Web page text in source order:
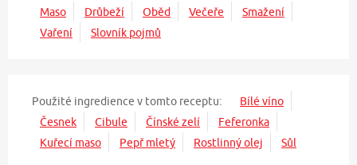
Maso Drůbeží Oběd Večeře
Smažení
Vaření
Slovník pojmů
Použité ingredience v tomto receptu:
Bílé víno
Česnek
Cibule Čínské zelí
Feferonka
Kuřecí maso
Pepř mletý Rostlinný olej Sůl